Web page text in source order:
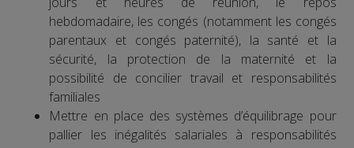
hebdomadaire, les congés (notamment les congés
parentaux et congés paternité), la santé et la
sécurité, la protection de la maternité et la
possibilité de concilier travail et responsabilités
familiales
Mettre en place des systèmes d’équilibrage pour
pallier les inégalités salariales à responsabilités